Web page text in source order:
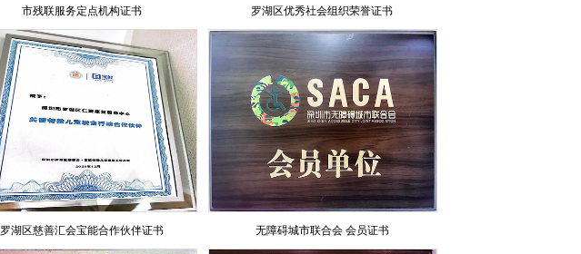
市残联服务定点机构证书 罗湖区优秀社会组织荣誉证书
罗湖区慈善汇会宝能合作伙伴证书 无障碍城市联合会 会员证书